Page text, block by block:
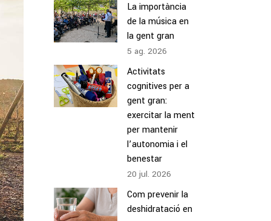
La importància
de la música en
la gent gran
5 ag. 2026
Activitats
cognitives per a
gent gran:
exercitar la ment
per mantenir
l’autonomia i el
benestar
20 jul. 2026
Com prevenir la
deshidratació en